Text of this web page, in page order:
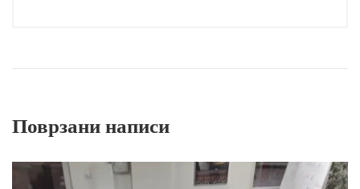
Поврзани написи